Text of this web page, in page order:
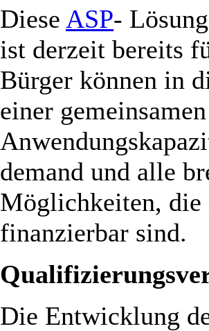
Diese ASP-
ist derzeit bereits
Bürger können in
einer
demand und alle
Möglichkeiten, die
finanzierbar sind.
Die Entwicklung